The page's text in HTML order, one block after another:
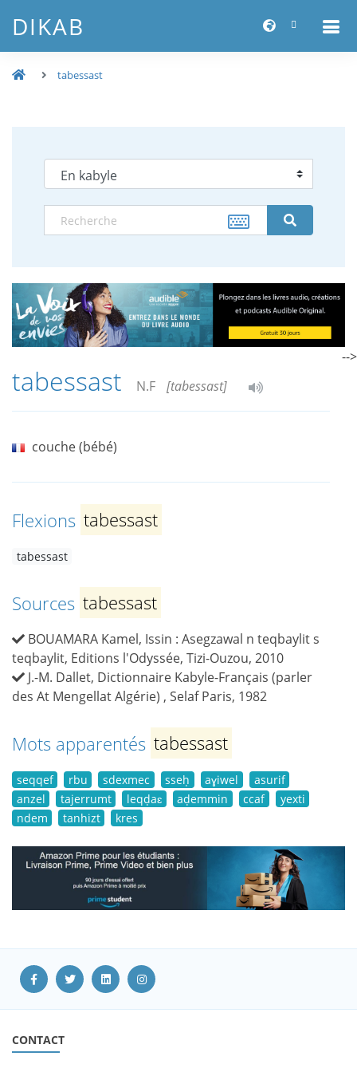
DIKAB
tabessast
tabessast N.F [tabessast]
couche (bébé)
Flexions tabessast
tabessast
Sources tabessast
BOUAMARA Kamel, Issin : Asegzawal n teqbaylit s
teqbaylit, Editions l'Odyssée, Tizi-Ouzou, 2010
J.-M. Dallet, Dictionnaire Kabyle-Français (parler
des At Mengellat Algérie) , Selaf Paris, 1982
Mots apparentés tabessast
seqqef rbu sdexmec sseḥ aɣiwel
asurif
anzel
tajerrumt leqḍaɛ aḍemmin ccaf
yexti
ndem
tanhizt kres
-->
CONTACT